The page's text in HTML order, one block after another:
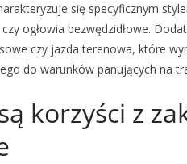
się specyficznym
ogłowia bezwędzidłowe.
czy jazda terenowa, które
do warunków panujących na
korzyści z